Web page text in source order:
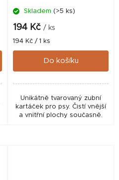
Skladem (>5 ks)
194 Kč / ks
Měrná
cena:
194 Kč / 1 ks
Do košíku
Unikátně tvarovaný zubní
kartáček pro psy. Čistí vnější
a vnitřní plochy současně.